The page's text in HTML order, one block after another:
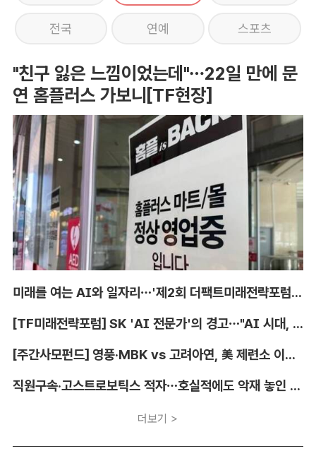
전국 연예 스포츠
"친구 잃은 느낌이었는데"…22일 만에 문
연 홈플러스 가보니[TF현장]
미래를 여는 AI와 일자리…'제2회 더팩트미래전략포럼' 참가 신청
[TF미래전략포럼] SK 'AI 전문가'의 경고…"AI 시대, 인재 격차 더 커진다"
[주간사모펀드] 영풍·MBK vs 고려아연, 美 제련소 이름 두고 고발전
직원구속·고스트로보틱스 적자…호실적에도 악재 놓인 LIG D&A
더보기 >